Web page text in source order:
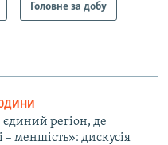
Головне за добу
регіон, де
– меншість»: дискусія